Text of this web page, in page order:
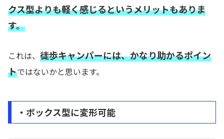
クス型よりも軽く感じるというメリットもありま
す。
これは、 徒歩キャンパーには、かなり助かるポイン
トではないかと思います。
・ボックス型に変形可能